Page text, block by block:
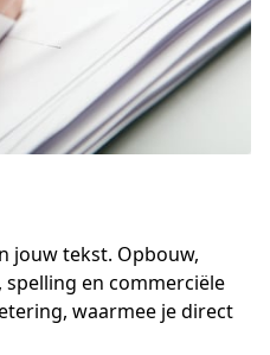
jouw tekst. Opbouw,
en commerciële
waarmee je direct